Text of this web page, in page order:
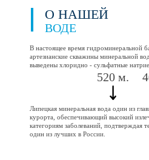
О НАШЕЙ
ВОДЕ
В настоящее время гидроминеральной
артезианские скважины минеральной
выведены хлоридно - сульфатные
520 м.
Липецкая минеральная вода один из
курорта, обеспечивающий высокий
категориям заболеваний, подтверждая
один из лучших в России.